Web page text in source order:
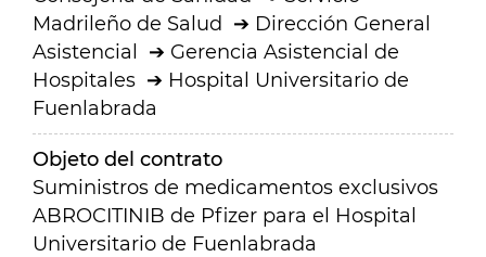
Madrileño de Salud
Dirección General
Asistencial
Gerencia Asistencial de
Hospitales
Hospital Universitario de
Fuenlabrada
Objeto del contrato
Suministros de medicamentos exclusivos
ABROCITINIB de Pfizer para el Hospital
Universitario de Fuenlabrada